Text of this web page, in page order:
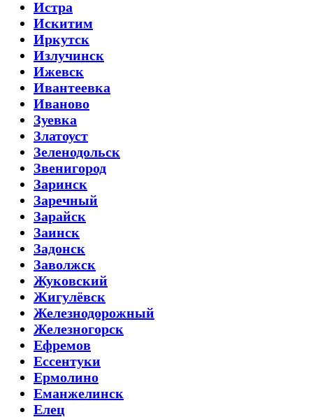
Истра
Искитим
Иркутск
Излучинск
Ижевск
Ивантеевка
Иваново
Зуевка
Златоуст
Зеленодольск
Звенигород
Заринск
Заречный
Зарайск
Заинск
Задонск
Заволжск
Жуковский
Жигулёвск
Железнодорожный
Железногорск
Ефремов
Ессентуки
Ермолино
Еманжелинск
Елец